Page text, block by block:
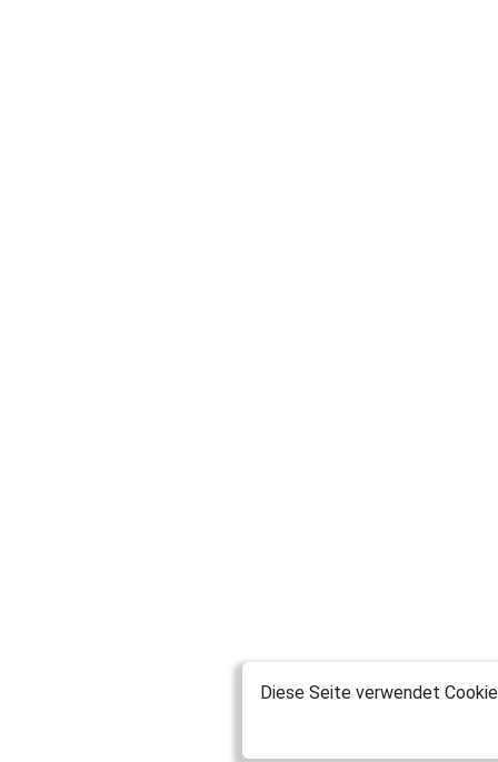
Diese Seite verwendet